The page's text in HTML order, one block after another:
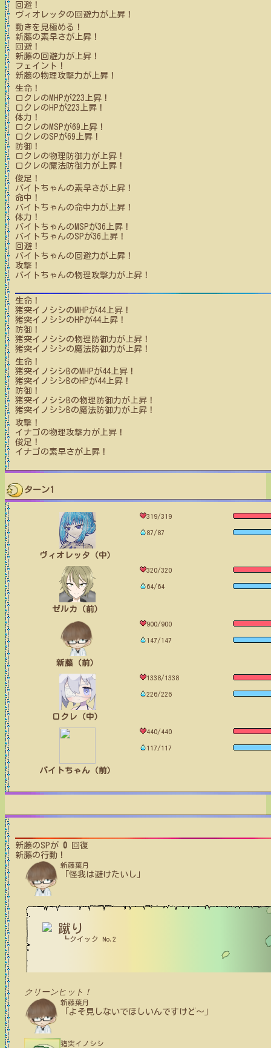
回避！
ヴィオレッタの回避力が上昇！
動きを見極める！
新藤の素早さが上昇！
回避！
新藤の回避力が上昇！
フェイント！
新藤の物理攻撃力が上昇！
生命！
ロクレのMHPが223 上昇！
ロクレのHPが223 上昇！
体力！
ロクレのMSPが69 上昇！
ロクレのSPが69 上昇！
防御！
ロクレの物理防御力が上昇！
ロクレの魔法防御力が上昇！
俊足！
バイトちゃんの素早さが上昇！
命中！
バイトちゃんの命中力が上昇！
体力！
バイトちゃんのMSPが36 上昇！
バイトちゃんのSPが36 上昇！
回避！
バイトちゃんの回避力が上昇！
攻撃！
バイトちゃんの物理攻撃力が上昇！
生命！
猪突イノシシのMHPが44上昇！
猪突イノシシのHPが44上昇！
防御！
猪突イノシシの物理防御力が上昇！
猪突イノシシの魔法防御力が上昇！
生命！
猪突イノシシBのMHPが44上昇！
猪突イノシシBのHPが44上昇！
防御！
猪突イノシシBの物理防御力が上昇！
猪突イノシシBの魔法防御力が上昇！
攻撃！
イナゴの物理攻撃力が上昇！
俊足！
イナゴの素早さが上昇！
ターン1
ヴィオレッタ（中）
319/319
87/87
ゼルカ（前）
320/320
64/64
新藤（前）
900/900
147/147
ロクレ（中）
1338/1338
226/226
バイトちゃん（前）
440/440
117/117
新藤のSPが 0 回復
新藤の行動！
新藤葉月
「怪我は避けたいし」
蹴り
┗クイック No.2
クリーンヒット！
新藤葉月
「よそ見しないでほしいんですけど～」
猪突イノシシ